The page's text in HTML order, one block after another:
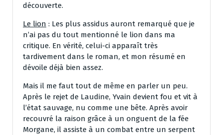
découverte.
Le lion : Les plus assidus auront remarqué que je
n’ai pas du tout mentionné le lion dans ma
critique. En vérité, celui-ci apparaît très
tardivement dans le roman, et mon résumé en
dévoile déjà bien assez.
Mais il me faut tout de même en parler un peu.
Après le rejet de Laudine, Yvain devient fou et vit à
l’état sauvage, nu comme une bête. Après avoir
recouvré la raison grâce à un onguent de la fée
Morgane, il assiste à un combat entre un serpent